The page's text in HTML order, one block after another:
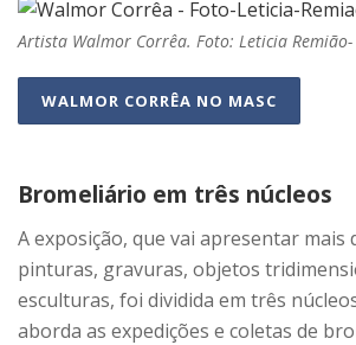
Artista Walmor Corrêa. Foto: Leticia Remião-
WALMOR CORRÊA NO MASC
Bromeliário em três núcleos
A exposição, que vai apresentar mais
pinturas, gravuras, objetos
esculturas, foi dividida em três
aborda as expedições e coletas de